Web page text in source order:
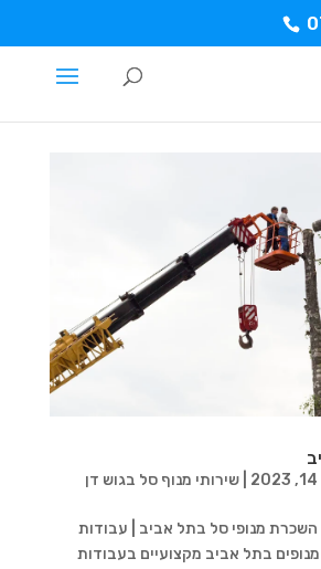
שירותי מנוף סל בגוש דן
מנופי סל בתל אביב | עבודות
בתל אביב מקצועיים בעבודות